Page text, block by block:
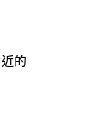
近的